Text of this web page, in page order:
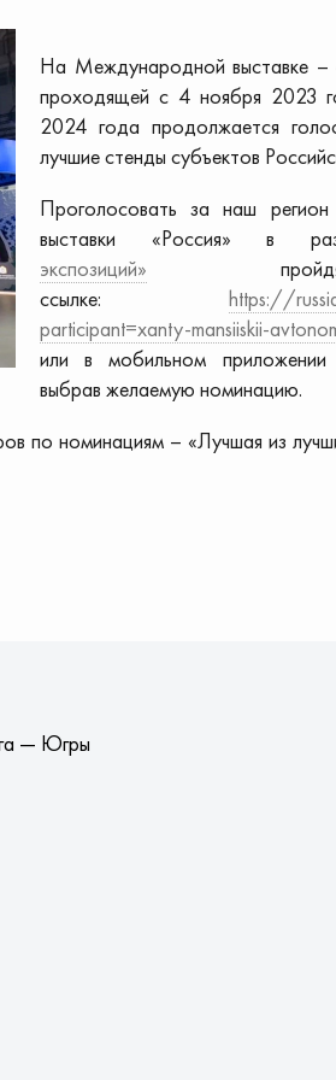
На Международной выставке –
проходящей с 4 ноября 2023
2024 года продолжается
лучшие стенды субъектов
Проголосовать за наш
выставки «Россия» в
экспозиций»
ссылке: https://
participant=xanty-mansiiskii-
или в мобильном
выбрав желаемую номинацию.
по номинациям – «Лучшая из
— Югры